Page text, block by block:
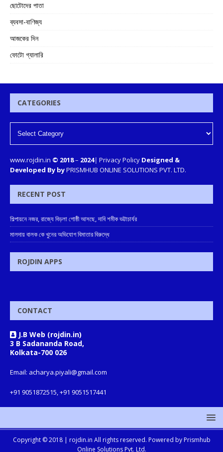
ছোটোদের পাতা
ব্যবসা-বাণিজ্য
আজকের দিন
ফোটো গ্যালারি
CATEGORIES
www.rojdin.in © 2018– 2024| Privacy Policy Designed &
Developed By byPRISMHUB ONLINE SOLUTIONS PVT. LTD.
RECENT POST
শিল্পায়নে নজর, রাজ্যে বিড়লা গোষ্ঠী আসছে, দাবি শমীক ভট্টাচার্যর
মালদায় বালক কে খুনের অভিযোগ বিমাতার বিরুদ্ধে
ROJDIN APPS
CONTACT
J.B Web (rojdin.in)
3 B Sadananda Road,
Kolkata-700 026
Email: acharya.piyali@gmail.com
+91 9051872515, +91 9051517441
Copyright © 2018 | rojdin.in All rights reserved. Powered by Prismhub
Online Solutions Pvt. Ltd.